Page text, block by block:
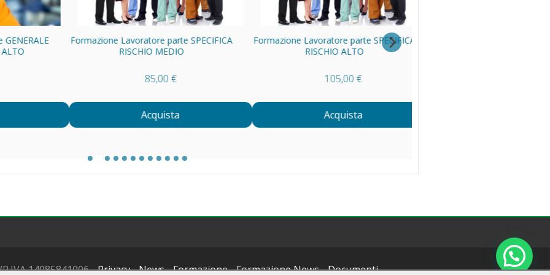
Formazione Lavoratore parte SPECIFICA
RISCHIO MEDIO
85,00 €
Acquista
Formazione Lavoratore parte SPECIFICA
RISCHIO ALTO
105,00 €
Acquista
14085841006 -Privacy-News-Formazione-Formazione News-Documenti